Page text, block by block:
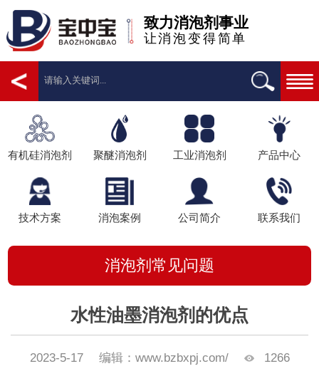
致力消泡剂事业
让消泡变得简单
有机硅消泡剂 聚醚消泡剂 工业消泡剂 产品中心
技术方案 消泡案例 公司简介 联系我们
消泡剂常见问题
水性油墨消泡剂的优点
2023-5-17 编辑：www.bzbxpj.com/ 1266